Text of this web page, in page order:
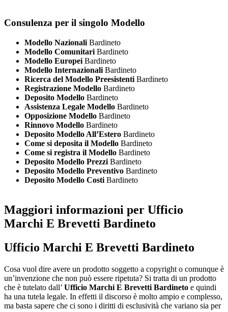
Consulenza per il singolo Modello
Modello Nazionali Bardineto
Modello Comunitari Bardineto
Modello Europei Bardineto
Modello Internazionali Bardineto
Ricerca del Modello Preesistenti Bardineto
Registrazione Modello Bardineto
Deposito Modello Bardineto
Assistenza Legale Modello Bardineto
Opposizione Modello Bardineto
Rinnovo Modello Bardineto
Deposito Modello All’Estero Bardineto
Come si deposita il Modello Bardineto
Come si registra il Modello Bardineto
Deposito Modello Prezzi Bardineto
Deposito Modello Preventivo Bardineto
Deposito Modello Costi Bardineto
Maggiori informazioni per Ufficio
Marchi E Brevetti Bardineto
Ufficio Marchi E Brevetti Bardineto
Cosa vuol dire avere un prodotto soggetto a copyright o comunque è
un’invenzione che non può essere ripetuta? Si tratta di un prodotto
che è tutelato dall’ Ufficio Marchi E Brevetti Bardineto e quindi
ha una tutela legale. In effetti il discorso è molto ampio e complesso,
ma basta sapere che ci sono i diritti di esclusività che variano sia per